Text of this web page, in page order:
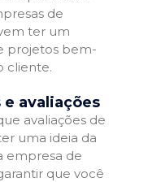
de
ter um
projetos bem-
cliente.
avaliações
avaliações de
uma ideia da
empresa de
que você